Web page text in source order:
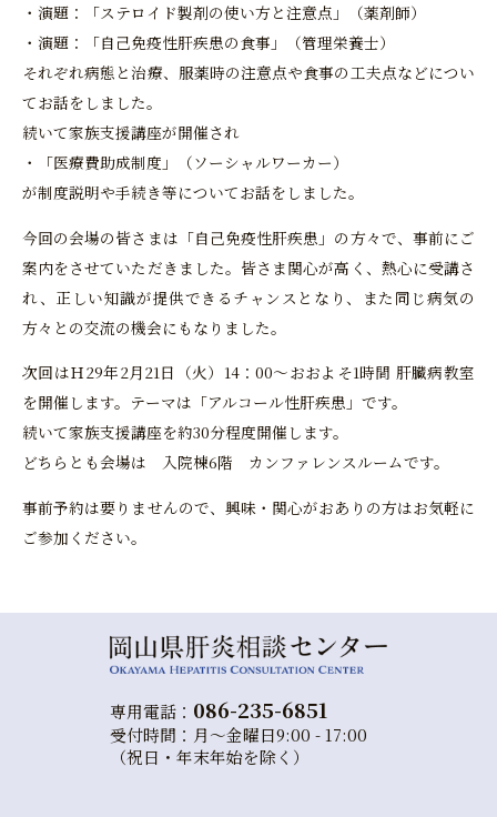
・演題：「ステロイド製剤の使い方と注意点」（薬剤師）
・演題：「自己免疫性肝疾患の食事」（管理栄養士）
それぞれ病態と治療、服薬時の注意点や食事の工夫点などについ
てお話をしました。
続いて家族支援講座が開催され
・「医療費助成制度」（ソーシャルワーカー）
が制度説明や手続き等についてお話をしました。
今回の会場の皆さまは「自己免疫性肝疾患」の方々で、事前にご
案内をさせていただきました。皆さま関心が高く、熱心に受講さ
れ、正しい知識が提供できるチャンスとなり、また同じ病気の
方々との交流の機会にもなりました。
次回はＨ29年2月21日（火）14：00～おおよそ1時間 肝臓病教室
を開催します。テーマは「アルコール性肝疾患」です。
続いて家族支援講座を約30分程度開催します。
どちらとも会場は 入院棟6階 カンファレンスルームです。
事前予約は要りませんので、興味・関心がおありの方はお気軽に
ご参加ください。
専用電話： 086-235-6851
受付時間：月～金曜日9:00 - 17:00
（祝日・年末年始を除く）